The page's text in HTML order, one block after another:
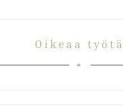
Oikeaa työtä